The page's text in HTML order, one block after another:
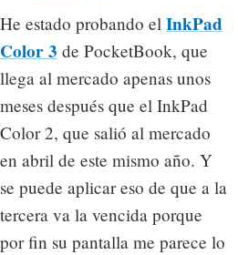
He estado probando el InkPad
Color 3 de PocketBook, que
llega al mercado apenas unos
meses después que el InkPad
Color 2, que salió al mercado
en abril de este mismo año. Y
se puede aplicar eso de que a la
tercera va la vencida porque
por fin su pantalla me parece lo